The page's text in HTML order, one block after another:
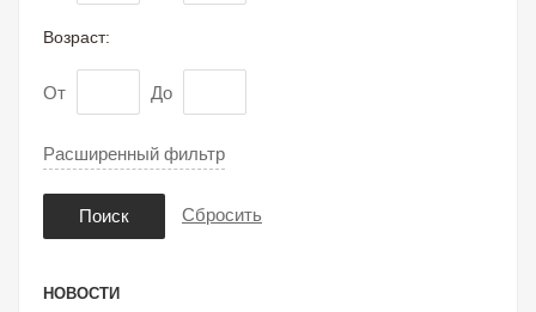
Возраст:
От До
Расширенный фильтр
Поиск Сбросить
НОВОСТИ